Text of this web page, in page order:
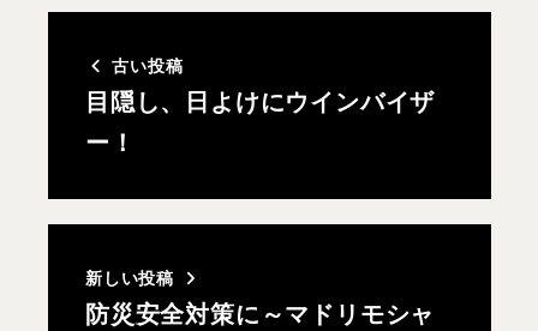
古い投稿
目隠し、日よけにウインバイザ
ー！
新しい投稿
防災安全対策に～マドリモシャ